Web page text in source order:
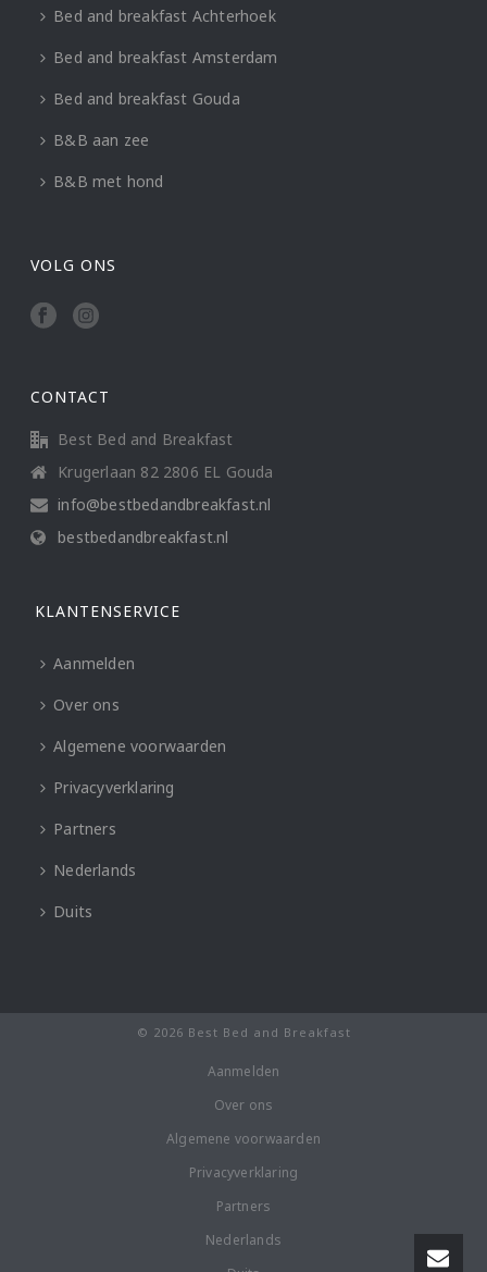
Bed and breakfast Achterhoek
Bed and breakfast Amsterdam
Bed and breakfast Gouda
B&B aan zee
B&B met hond
VOLG ONS
CONTACT
Best Bed and Breakfast
Krugerlaan 82 2806 EL Gouda
info@bestbedandbreakfast.nl
bestbedandbreakfast.nl
KLANTENSERVICE
Aanmelden
Over ons
Algemene voorwaarden
Privacyverklaring
Partners
Nederlands
Duits
© 2026 Best Bed and Breakfast
Aanmelden
Over ons
Algemene voorwaarden
Privacyverklaring
Partners
Nederlands